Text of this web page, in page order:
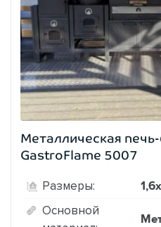
Металлическая
GastroFlame 5007
Размеры:
Основной